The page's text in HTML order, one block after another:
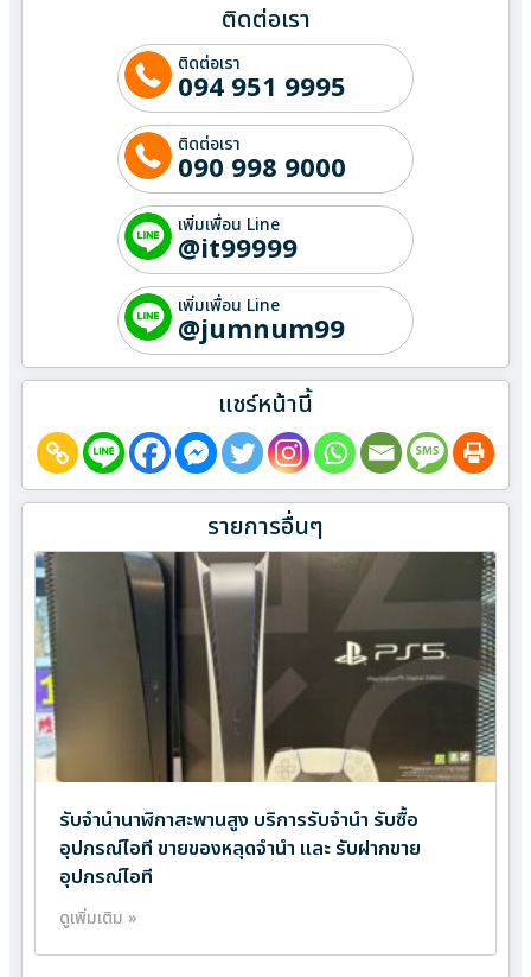
ติดต่อเรา
ติดต่อเรา
094 951 9995
ติดต่อเรา
090 998 9000
เพิ่มเพื่อน Line
@it99999
เพิ่มเพื่อน Line
@jumnum99
แชร์หน้านี้
รายการอื่นๆ
รับจำนำนาฬิกาสะพานสูง บริการรับจำนำ รับซื้อ
อุปกรณ์ไอที ขายของหลุดจำนำ และ รับฝากขาย
อุปกรณ์ไอที
ดูเพิ่มเติม »